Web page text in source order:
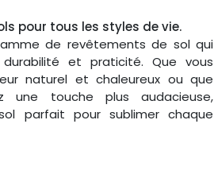
pour tous les styles de vie.
de revêtements de sol qui
et praticité. Que vous
naturel et chaleureux ou que
une touche plus audacieuse,
parfait pour sublimer chaque